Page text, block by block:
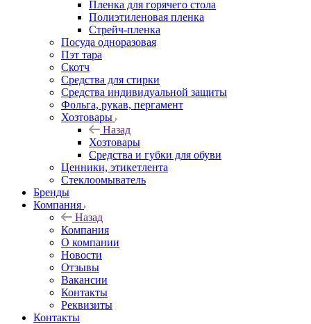
Пленка для горячего стола
Полиэтиленовая пленка
Стрейч-пленка
Посуда одноразовая
Пэт тара
Скотч
Средства для стирки
Средства индивидуальной защиты
Фольга, рукав, пергамент
Хозтовары
Назад
Хозтовары
Средства и губки для обуви
Ценники, этикетлента
Стеклоомыватель
Бренды
Компания
Назад
Компания
О компании
Новости
Отзывы
Вакансии
Контакты
Реквизиты
Контакты